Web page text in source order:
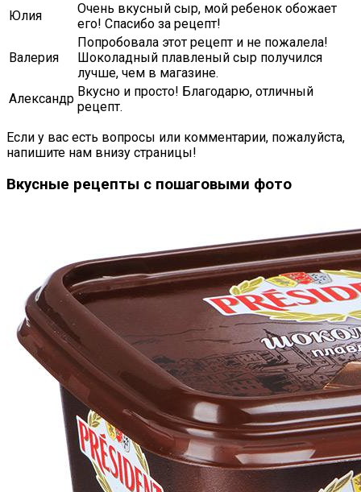
Юлия
Очень вкусный сыр, мой ребенок обожает
его! Спасибо за рецепт!
Валерия
Попробовала этот рецепт и не пожалела!
Шоколадный плавленый сыр получился
лучше, чем в магазине.
Александр Вкусно и просто! Благодарю, отличный
рецепт.
Если у вас есть вопросы или комментарии, пожалуйста,
напишите нам внизу страницы!
Вкусные рецепты с пошаговыми фото